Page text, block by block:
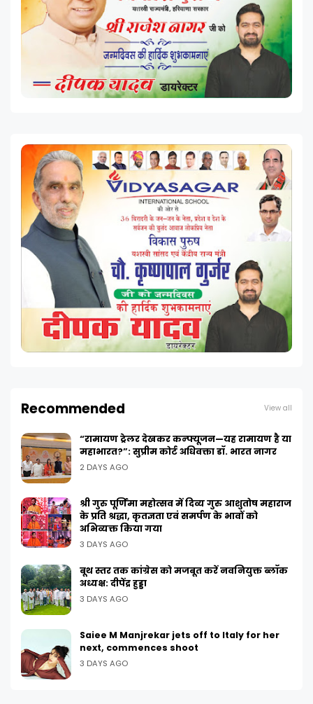
Recommended View all
“रामायण ट्रेलर देखकर कन्फ्यूजन—यह रामायण है या
महाभारत?”: सुप्रीम कोर्ट अधिवक्ता डॉ. भारत नागर
2 DAYS AGO
श्री गुरु पूर्णिमा महोत्सव में दिव्य गुरु आशुतोष महाराज
के प्रति श्रद्धा, कृतज्ञता एवं समर्पण के भावों को
अभिव्यक्त किया गया
3 DAYS AGO
बूथ स्तर तक कांग्रेस को मजबूत करें नवनियुक्त ब्लॉक
अध्यक्ष: दीपेंद्र हुड्डा
3 DAYS AGO
Saiee M Manjrekar jets off to Italy for her
next, commences shoot
3 DAYS AGO